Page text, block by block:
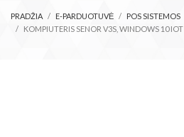
PRADŽIA E-PARDUOTUVĖ
POS SISTEMOS
KOMPIUTERIS SENOR V3S, WINDOWS 10 IOT